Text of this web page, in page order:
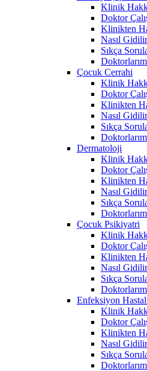
Klinik
Doktor
Klinikten
Nasıl
Sıkça
Çocuk Cerrahi
Klinik
Doktor
Klinikten
Nasıl
Sıkça
Dermatoloji
Klinik
Doktor
Klinikten
Nasıl
Sıkça
Çocuk Psikiyatri
Klinik
Doktor
Klinikten
Nasıl
Sıkça
Enfeksiyon
Klinik
Doktor
Klinikten
Nasıl
Sıkça